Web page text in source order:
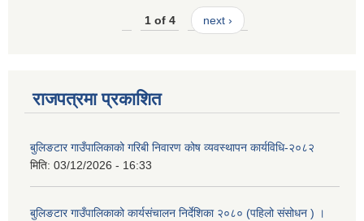
1 of 4 next ›
राजपत्रमा प्रकाशित
बुलिङटार गाउँपालिकाको गरिबी निवारण कोष व्यवस्थापन कार्यविधि-२०८२
मिति: 03/12/2026 - 16:33
बुलिङटार गाउँपालिकाको कार्यसंचालन निर्देशिका २०८० (पहिलो संसोधन ) ।